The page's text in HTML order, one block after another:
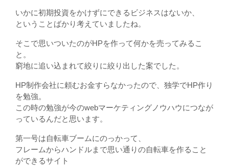
いかに初期投資をかけずにできるビジネスはないか、
ということばかり考えていましたね。
そこで思いついたのがHPを作って何かを売ってみるこ
と。
窮地に追い込まれて絞りに絞り出した案でした。
HP制作会社に頼むお金すらなかったので、独学でHP作り
を勉強。
この時の勉強が今のwebマーケティングノウハウにつなが
っているんだと思います。
第一号は自転車ブームにのっかって、
フレームからハンドルまで思い通りの自転車を作ること
ができるサイト